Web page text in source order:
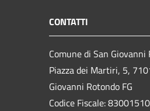
CONTATTI
Comune di San Giovanni
Piazza dei Martiri, 5,
Giovanni Rotondo FG
Codice Fiscale: